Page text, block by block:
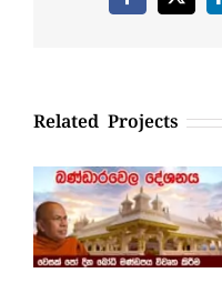
Related Projects